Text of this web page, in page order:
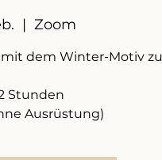
  |
Zoom
dem Winter-Motiv
Stunden
Ausrüstung)